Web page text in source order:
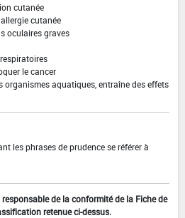
cutanée
cutanée
oculaires graves
le cancer
organismes aquatiques, entraîne des effets
les phrases de prudence se référer à
de la conformité de la Fiche de
retenue ci-dessus.